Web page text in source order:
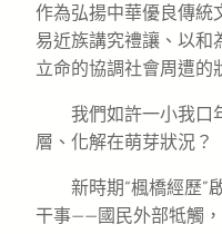
作為弘揚中華優良傳統
易近族講究禮讓、以和
立命的協調社會周遭的
我們如許一小我口
層、化解在萌芽狀況？
新時期“楓橋經歷”
干事——國民外部牴觸